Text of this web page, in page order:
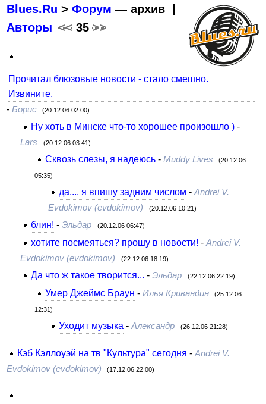
Blues.Ru > Форум — архив |
Авторы << 35>>
Прочитал блюзовые новости - стало смешно.
Извините.
- Борис (20.12.06 02:00)
Ну хоть в Минске что-то хорошее произошло ) -
Lars (20.12.06 03:41)
Сквозь слезы, я надеюсь- Muddy Lives (20.12.06
05:35)
да.... я впишу задним числом - Andrei V.
Evdokimov (evdokimov)
(20.12.06 10:21)
блин! -Эльдар (20.12.06 06:47)
хотите посмеяться? прошу в новости! -Andrei V.
Evdokimov (evdokimov)
(22.12.06 18:19)
Да что ж такое творится... -Эльдар (22.12.06 22:19)
Умер Джеймс Браун - Илья Кривандин (25.12.06
12:31)
Уходит музыка - Александр (26.12.06 21:28)
Кэб Кэллоуэй на тв "Культура" сегодня - Andrei V.
Evdokimov (evdokimov)
(17.12.06 22:00)